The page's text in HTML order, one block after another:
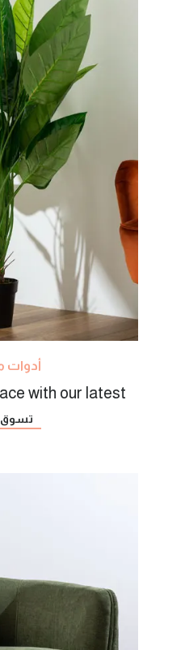
أدوات
with our latest
تسوق